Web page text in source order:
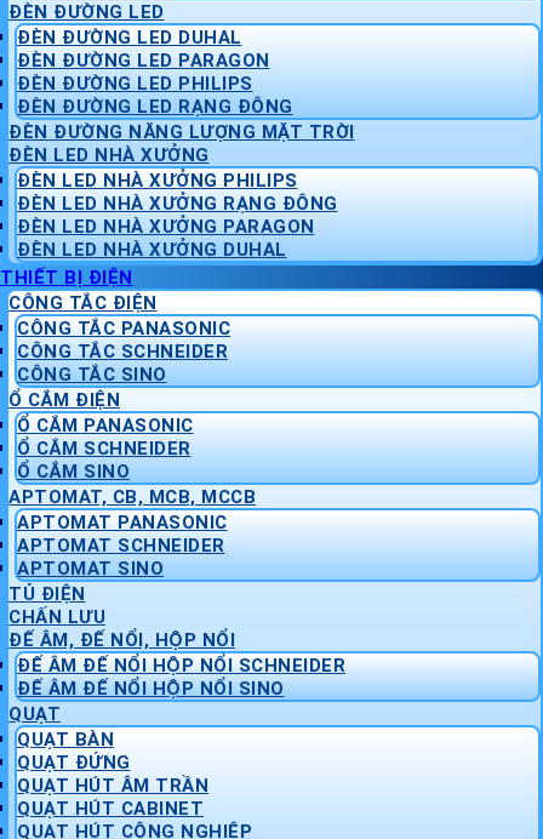
ĐÈN ĐƯỜNG LED
ĐÈN ĐƯỜNG LED DUHAL
ĐÈN ĐƯỜNG LED PARAGON
ĐÈN ĐƯỜNG LED PHILIPS
ĐÈN ĐƯỜNG LED RẠNG ĐÔNG
ĐÈN ĐƯỜNG NĂNG LƯỢNG MẶT TRỜI
ĐÈN LED NHÀ XƯỞNG
ĐÈN LED NHÀ XƯỞNG PHILIPS
ĐÈN LED NHÀ XƯỞNG RẠNG ĐÔNG
ĐÈN LED NHÀ XƯỞNG PARAGON
ĐÈN LED NHÀ XƯỞNG DUHAL
THIẾT BỊ ĐIỆN
CÔNG TẮC ĐIỆN
CÔNG TẮC PANASONIC
CÔNG TẮC SCHNEIDER
CÔNG TẮC SINO
Ổ CẮM ĐIỆN
Ổ CẮM PANASONIC
Ổ CẮM SCHNEIDER
Ổ CẮM SINO
APTOMAT, CB, MCB, MCCB
APTOMAT PANASONIC
APTOMAT SCHNEIDER
APTOMAT SINO
TỦ ĐIỆN
CHẤN LƯU
ĐẾ ÂM, ĐẾ NỔI, HỘP NỔI
ĐẾ ÂM ĐẾ NỔI HỘP NỔI SCHNEIDER
ĐẾ ÂM ĐẾ NỔI HỘP NỔI SINO
QUẠT
QUẠT BÀN
QUẠT ĐỨNG
QUẠT HÚT ÂM TRẦN
QUẠT HÚT CABINET
QUẠT HÚT CÔNG NGHIỆP